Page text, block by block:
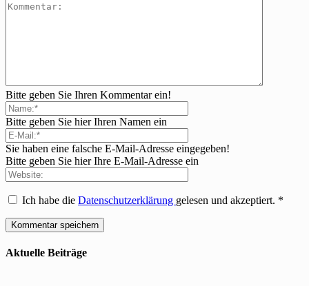
Bitte geben Sie Ihren Kommentar ein!
Bitte geben Sie hier Ihren Namen ein
Sie haben eine falsche E-Mail-Adresse eingegeben!
Bitte geben Sie hier Ihre E-Mail-Adresse ein
Ich habe die Datenschutzerklärung gelesen und akzeptiert. *
Aktuelle Beiträge